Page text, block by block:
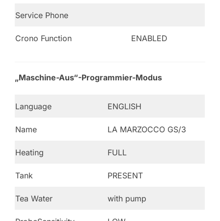
Service Phone
Crono Function ENABLED
„Maschine-Aus“-Programmier-Modus
Language ENGLISH
Name LA MARZOCCO GS/3
Heating FULL
Tank PRESENT
Tea Water with pump